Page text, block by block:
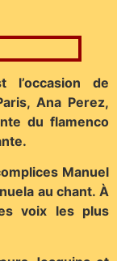
l’occasion de
Ana Perez,
du flamenco
Manuel
au chant. À
voix les plus